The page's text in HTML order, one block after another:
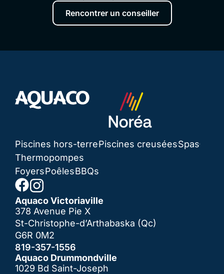
Rencontrer un conseiller
Piscines hors-terrePiscines creuséesSpas
Thermopompes
FoyersPoêlesBBQs
Aquaco Victoriaville
378 Avenue Pie X
St-Christophe-d’Arthabaska (Qc)
G6R 0M2
819-357-1556
Aquaco Drummondville
1029 Bd Saint-Joseph